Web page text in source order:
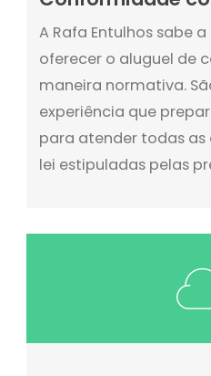
A Rafa Entulhos sabe
oferecer o aluguel de
maneira normativa.
experiência que
para atender todas
lei estipuladas pelas